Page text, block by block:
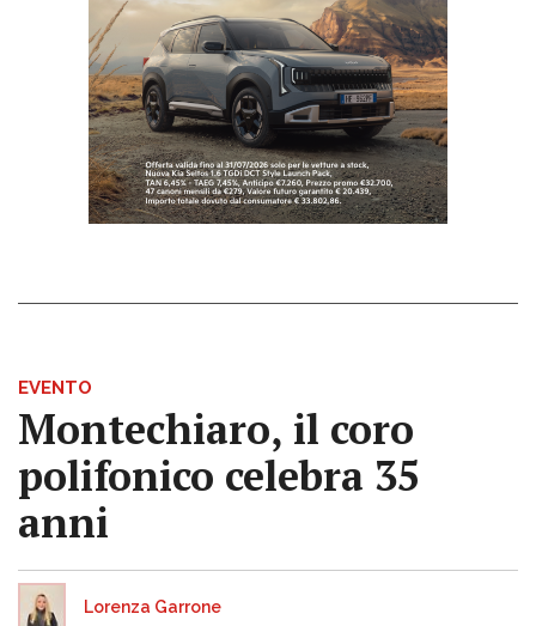
EVENTO
Montechiaro, il coro
polifonico celebra 35
anni
Lorenza Garrone